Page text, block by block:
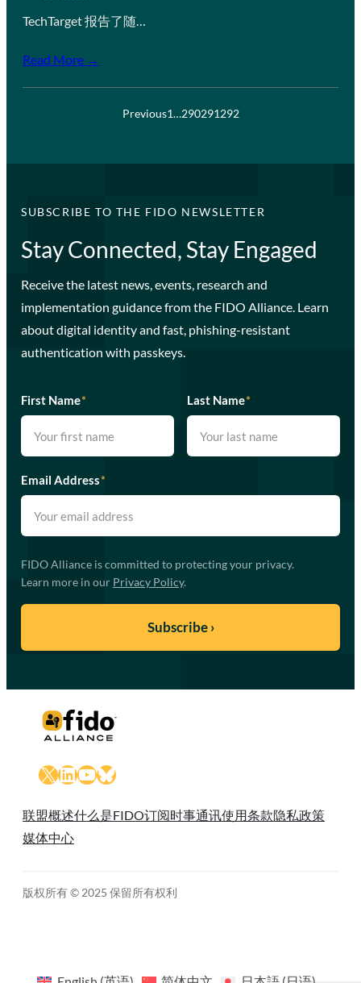
TechTarget 报告了随…
Read More →
Previous1…290291292
SUBSCRIBE TO THE FIDO NEWSLETTER
Stay Connected, Stay Engaged
Receive the latest news, events, research and
implementation guidance from the FIDO Alliance. Learn
about digital identity and fast, phishing-resistant
authentication with passkeys.
First Name* Last Name*
Email Address*
FIDO Alliance is committed to protecting your privacy.
Learn more in our Privacy Policy.
X LinkedIn
YouTube
Bluesky
联盟概述什么是FIDO订阅时事通讯使用条款隐私政策
媒体中心
版权所有 © 2025 保留所有权利